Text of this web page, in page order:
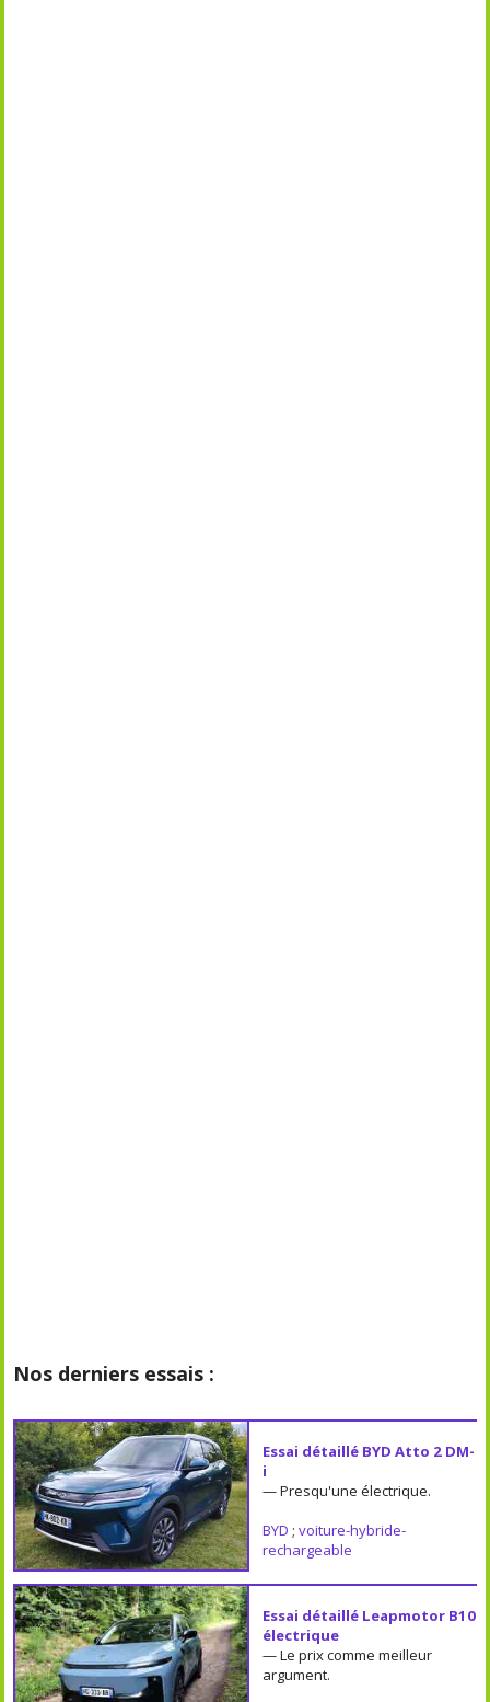
Nos derniers essais :
Essai détaillé BYD Atto 2 DM-
i
— Presqu'une électrique.
BYD ; voiture-hybride-
rechargeable
Essai détaillé Leapmotor B10
électrique
— Le prix comme meilleur
argument.